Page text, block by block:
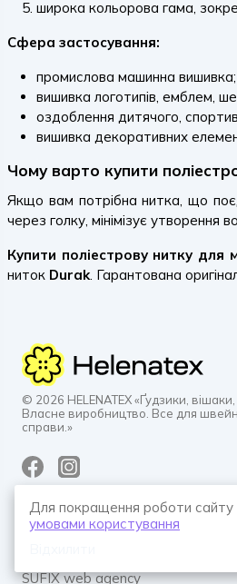
широка кольорова гама,
Сфера застосування:
промислова машинна вишивка;
вишивка логотипів, емблем,
оздоблення дитячого,
вишивка декоративних
Чому варто купити
Якщо вам потрібна нитка, що
через голку, мінімізує утворення
Купити поліестрову нитку для
ниток Durak. Гарантована
© 2026 HELENATEX «Ґудзики, вішаки,
Власне виробництво. Все для
справи.»
SUFIX web agency
Для покращення роботи сайту
умовами користування